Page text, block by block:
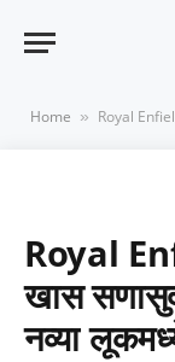
Home » Royal
Royal
खास
नव्या